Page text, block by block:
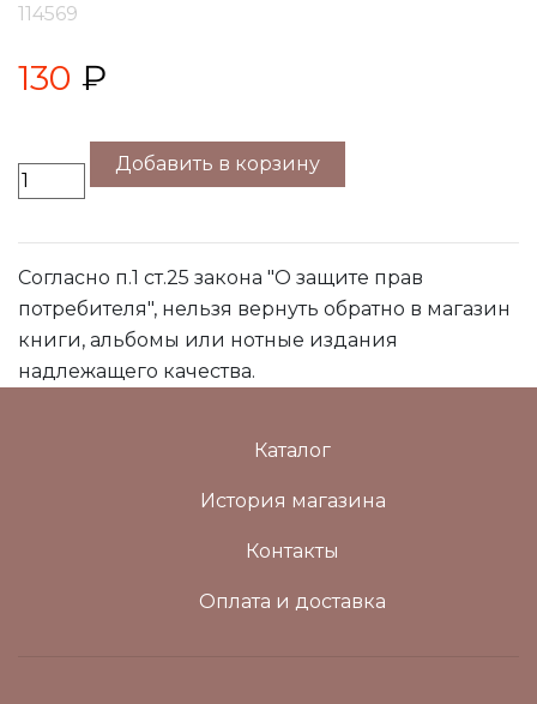
114569
130 ₽
Добавить в корзину
Согласно п.1 ст.25 закона "О защите прав
потребителя", нельзя вернуть обратно в магазин
книги, альбомы или нотные издания
надлежащего качества.
Каталог
История магазина
Контакты
Оплата и доставка